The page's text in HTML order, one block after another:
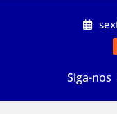
Siga-nos